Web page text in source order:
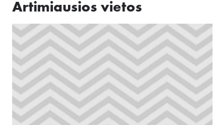
Artimiausios vietos